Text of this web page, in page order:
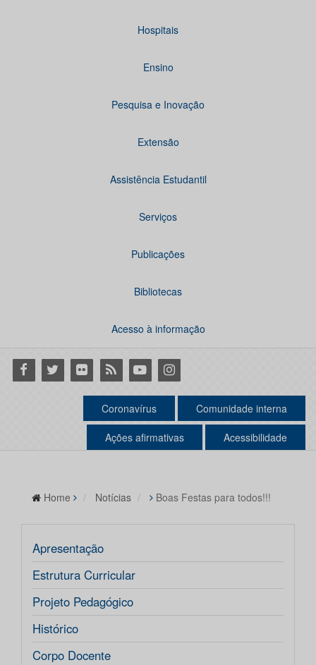
Hospitais
Ensino
Pesquisa e Inovação
Extensão
Assistência Estudantil
Serviços
Publicações
Bibliotecas
Acesso à informação
Facebook
Twitter Flickr RSS YoutubeInstagram
Coronavírus Comunidade interna
Ações afirmativas Acessibilidade
Home Notícias Boas Festas para todos!!!
Apresentação
Estrutura Curricular
Projeto Pedagógico
Histórico
Corpo Docente